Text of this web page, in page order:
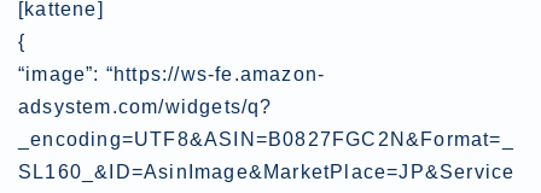
[kattene]
{
“image”: “https://ws-fe.amazon-
adsystem.com/widgets/q?
_encoding=UTF8&ASIN=B0827FGC2N&Format=_
SL160_&ID=AsinImage&MarketPlace=JP&Service